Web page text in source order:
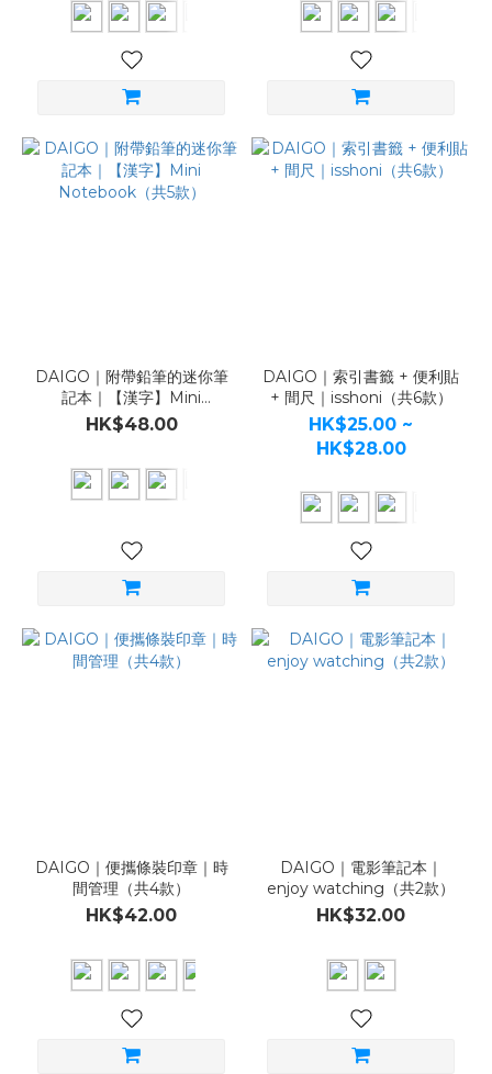
DAIGO｜附帶鉛筆的迷你筆
記本｜【漢字】Mini
Notebook（共5款）
HK$48.00
DAIGO｜索引書籤 + 便利貼
+ 間尺｜isshoni（共6款）
HK$25.00 ~
HK$28.00
DAIGO｜便攜條裝印章｜時
間管理（共4款）
HK$42.00
DAIGO｜電影筆記本｜
enjoy watching（共2款）
HK$32.00